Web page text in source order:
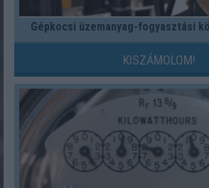
Gépkocsi üzemanyag-fogyasztási
KISZÁMOLOM!